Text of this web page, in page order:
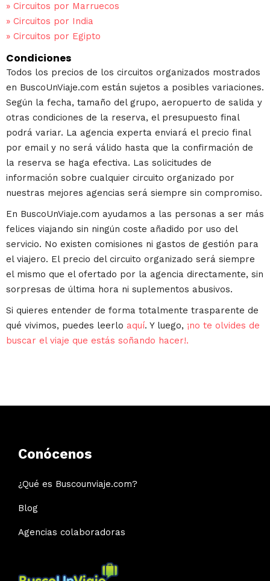
» Circuitos por Marruecos
» Circuitos por India
» Circuitos por Egipto
Condiciones
Todos los precios de los circuitos organizados mostrados
en BuscoUnViaje.com están sujetos a posibles variaciones.
Según la fecha, tamaño del grupo, aeropuerto de salida y
otras condiciones de la reserva, el presupuesto final
podrá variar. La agencia experta enviará el precio final
por email y no será válido hasta que la confirmación de
la reserva se haga efectiva. Las solicitudes de
información sobre cualquier circuito organizado por
nuestras mejores agencias será siempre sin compromiso.
En BuscoUnViaje.com ayudamos a las personas a ser más
felices viajando sin ningún coste añadido por uso del
servicio. No existen comisiones ni gastos de gestión para
el viajero. El precio del circuito organizado será siempre
el mismo que el ofertado por la agencia directamente, sin
sorpresas de última hora ni suplementos abusivos.
Si quieres entender de forma totalmente trasparente de
qué vivimos, puedes leerlo aquí. Y luego, ¡no te olvides de
buscar el viaje que estás soñando hacer!.
Conócenos
¿Qué es Buscounviaje.com?
Blog
Agencias colaboradoras